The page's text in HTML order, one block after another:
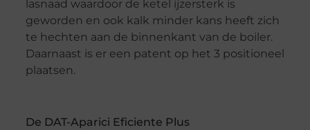
lasnaad waardoor de ketel ijzersterk is
geworden en ook kalk minder kans heeft zich
te hechten aan de binnenkant van de boiler.
Daarnaast is er een patent op het 3 positioneel
plaatsen.
De DAT-Aparici Eficiente Plus